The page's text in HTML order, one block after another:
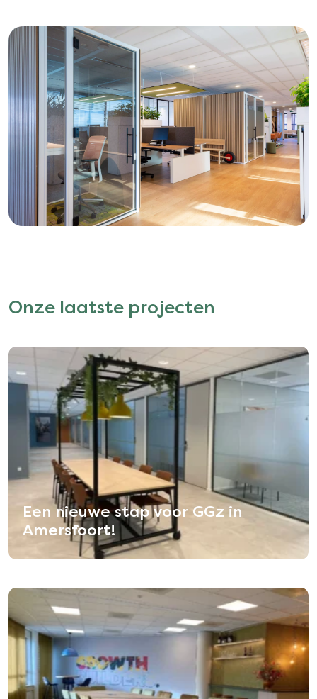
Onze laatste projecten
Een nieuwe stap voor GGz in
Amersfoort!